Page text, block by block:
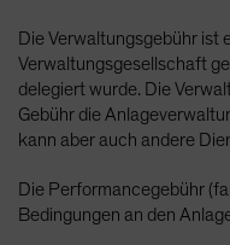
Die Verwaltungsgebühr ist
Verwaltungsgesellschaft
delegiert wurde. Die
Gebühr die
kann aber auch andere
Die Performancegebühr
Bedingungen an den